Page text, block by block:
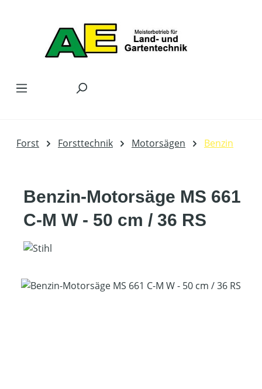
Forst Forsttechnik Motorsägen Benzin
Benzin-Motorsäge MS 661
C-M W - 50 cm / 36 RS
Bildergalerie überspringen